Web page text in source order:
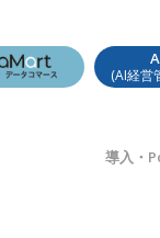
(AI経営
導入・